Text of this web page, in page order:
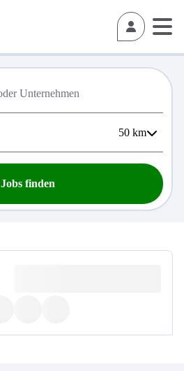
50 km
Jobs finden